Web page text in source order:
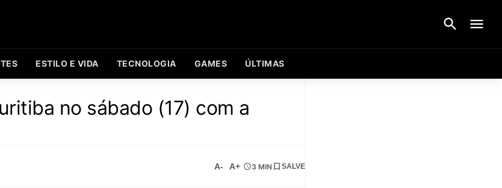
ESTILO E VIDA TECNOLOGIA GAMES ÚLTIMAS
no sábado (17) com a
A- A+ 3 MIN SALVE